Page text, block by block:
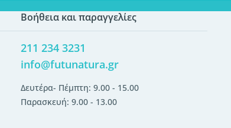
Βοήθεια και παραγγελίες
211 234 3231
info@futunatura.gr
Δευτέρα- Πέμπτη: 9.00 - 15.00
Παρασκευή: 9.00 - 13.00